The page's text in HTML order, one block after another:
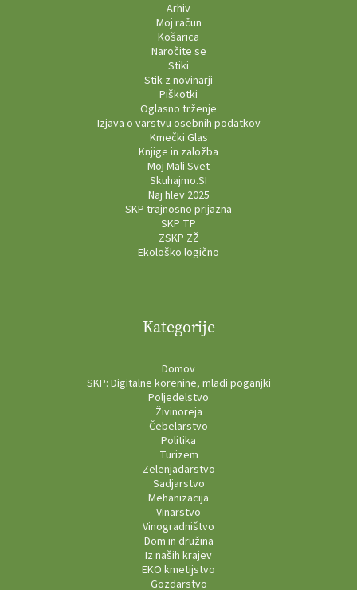
Arhiv
Moj račun
Košarica
Naročite se
Stiki
Stik z novinarji
Piškotki
Oglasno trženje
Izjava o varstvu osebnih podatkov
Kmečki Glas
Knjige in založba
Moj Mali Svet
Skuhajmo.SI
Naj hlev 2025
SKP trajnosno prijazna
SKP TP
ZSKP ZŽ
Ekološko logično
Kategorije
Domov
SKP: Digitalne korenine, mladi poganjki
Poljedelstvo
Živinoreja
Čebelarstvo
Politika
Turizem
Zelenjadarstvo
Sadjarstvo
Mehanizacija
Vinarstvo
Vinogradništvo
Dom in družina
Iz naših krajev
EKO kmetijstvo
Gozdarstvo